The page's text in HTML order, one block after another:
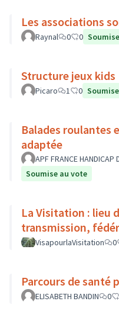
Les associations
Raynal 0 0
Structure jeux kids
Picaro 1 0
Balades roulantes
adaptée
APF FRANCE HANDICAP
Soumise au vote
La Visitation : lieu
transmission,
VisapourlaVisitation 0
Parcours de santé
ELISABETH BANDIN 0